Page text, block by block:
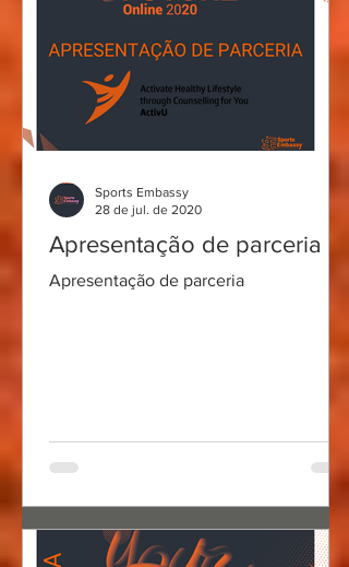
Apresentação de parceria
Apresentação de parceria
Sports Embassy
28 de jul. de 2020